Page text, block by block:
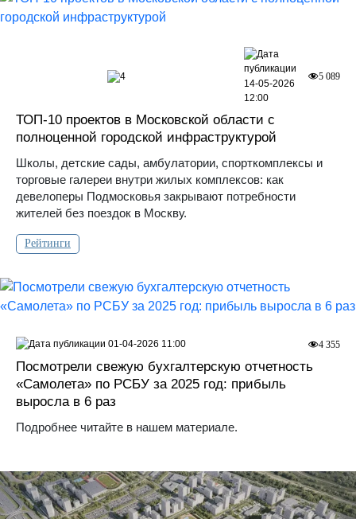
ТОП-10 проектов в Московской области с
полноценной городской инфраструктурой
Школы, детские сады, амбулатории, спорткомплексы и
торговые галереи внутри жилых комплексов: как
девелоперы Подмосковья закрывают потребности
жителей без поездок в Москву.
Рейтинги
4 5 089
14-05-2026
12:00
Посмотрели свежую бухгалтерскую отчетность
«Самолета» по РСБУ за 2025 год: прибыль
выросла в 6 раз
Подробнее читайте в нашем материале.
4 355
01-04-2026 11:00